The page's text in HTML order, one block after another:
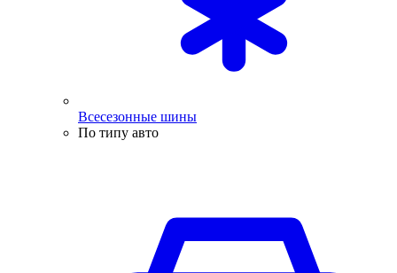
Всесезонные шины
По типу авто